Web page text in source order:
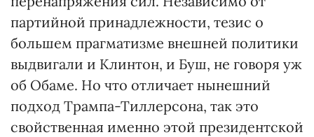
партийной принадлежности, тезис о
большем прагматизме внешней политики
выдвигали и Клинтон, и Буш, не говоря уж
об Обаме. Но что отличает нынешний
подход Трампа-Тиллерсона, так это
свойственная именно этой президентской